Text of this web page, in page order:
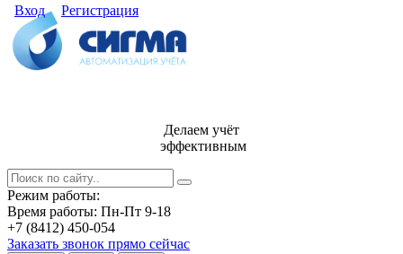
Вход Регистрация
Делаем учёт
эффективным
Режим работы:
Время работы: Пн-Пт 9-18
+7 (8412) 450-054
Заказать звонок прямо сейчас